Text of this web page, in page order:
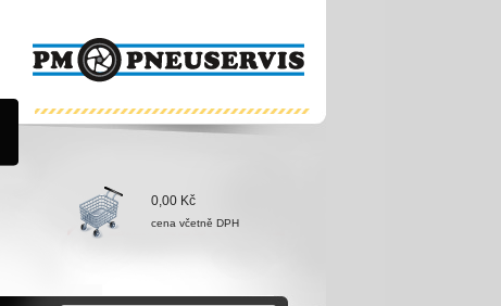
0,00 Kč
cena včetně DPH